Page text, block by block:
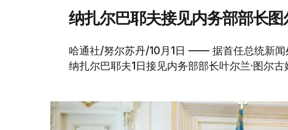
纳扎尔巴耶夫接见内务部部长
哈通社/努尔苏丹/10月1日 —— 据首任总统新闻
纳扎尔巴耶夫1日接见内务部部长叶尔兰·图尔古